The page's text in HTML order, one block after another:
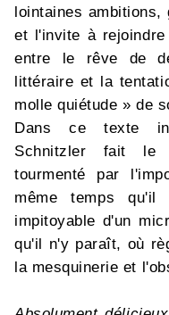
lointaines
et l'invite à
entre le rêve de
littéraire et la
molle quiétude » de
Dans ce texte
Schnitzler fait le
tourmenté par
même temps
impitoyable d'un
qu'il n'y paraît, où
la mesquinerie et